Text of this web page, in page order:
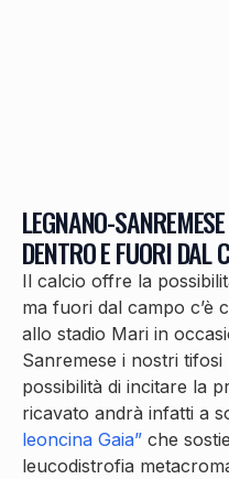
LEGNANO-
DENTRO E FUORI DAL
Il calcio offre la
ma fuori dal campo c’è
allo stadio Mari in
Sanremese i nostri
possibilità di incitare la
ricavato andrà infatti a
leoncina Gaia” che
leucodistrofia